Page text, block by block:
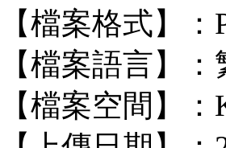
【檔案格式】：
【檔案語言】
【檔案空間】